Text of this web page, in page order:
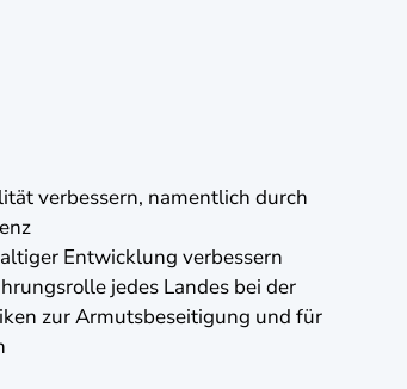
verbessern, namentlich durch
Entwicklung verbessern
jedes Landes bei der
zur Armutsbeseitigung und für